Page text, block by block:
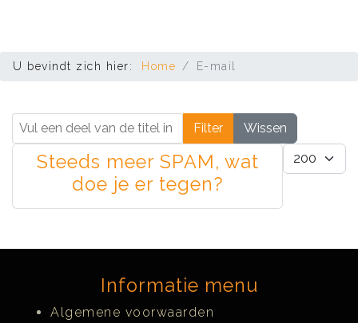
U bevindt zich hier: Home E-mail
Vul een deel van de titel inFilter
Wissen
Toon #
Steeds meer SPAM, wat
doe je er tegen?
Informatie menu
Algemene voorwaarden